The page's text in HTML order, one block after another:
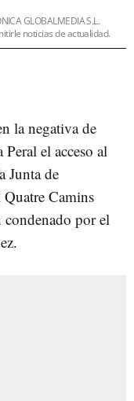
GLOBALMEDIA S.L.
noticias de actualidad.
la negativa de
Peral el acceso al
Junta de
Camins
condenado por el